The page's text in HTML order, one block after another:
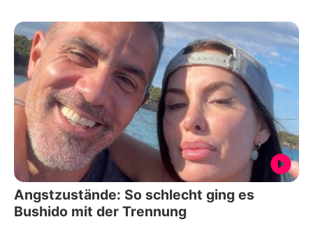
Angstzustände: So schlecht ging es
Bushido mit der Trennung